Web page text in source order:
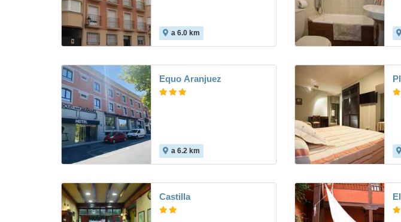
a 6.0 km
Equo Aranjuez
a 6.2 km
Castilla